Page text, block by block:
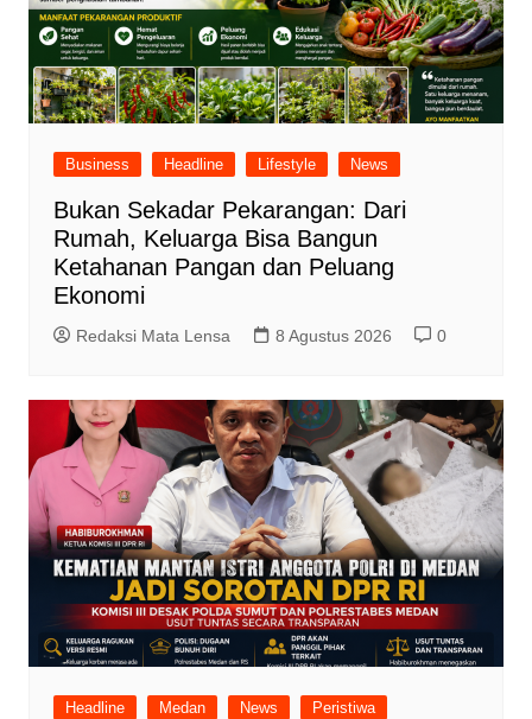
Business Headline Lifestyle News
Bukan Sekadar Pekarangan: Dari
Rumah, Keluarga Bisa Bangun
Ketahanan Pangan dan Peluang
Ekonomi
Redaksi Mata Lensa 8 Agustus 2026 0
Headline Medan News Peristiwa